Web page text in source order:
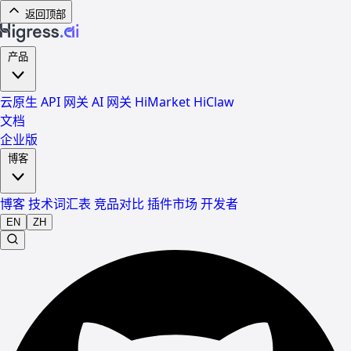
返回顶部
云原生 API 网关 AI 网关 HiMarket HiClaw
文档
企业版
博客技术词汇表 竞品对比 插件市场 开发者
EN ZH